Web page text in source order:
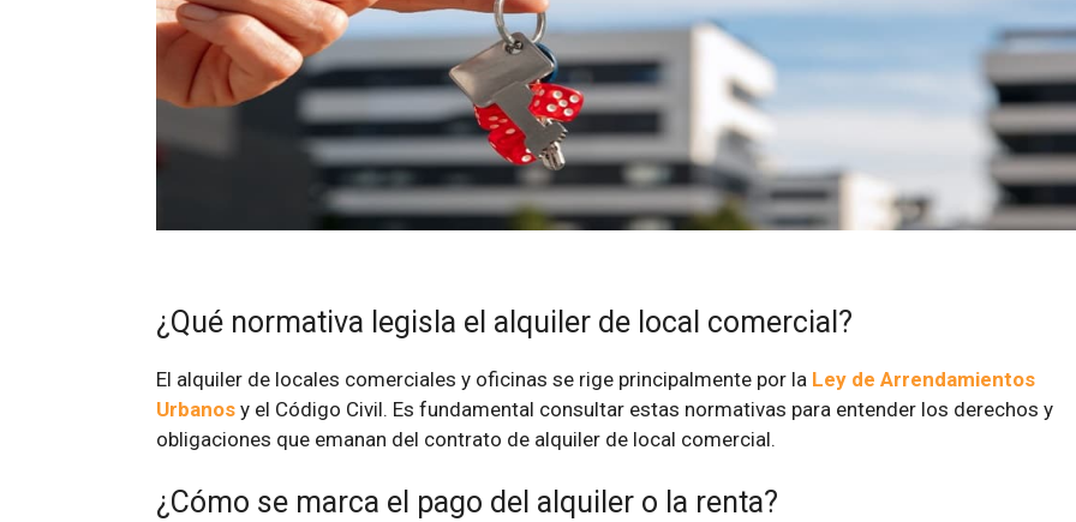
¿Qué normativa legisla el alquiler de local comercial?
El alquiler de locales comerciales y oficinas se rige principalmente por la Ley de Arrendamientos
Urbanos y el Código Civil. Es fundamental consultar estas normativas para entender los derechos y
obligaciones que emanan del contrato de alquiler de local comercial.
¿Cómo se marca el pago del alquiler o la renta?